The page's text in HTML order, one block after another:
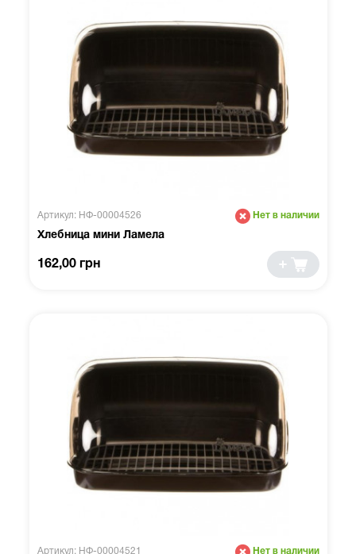
Артикул: НФ-00004526 Нет в наличии
Хлебница мини Ламела
162,00 грн
Артикул: НФ-00004521 Нет в наличии